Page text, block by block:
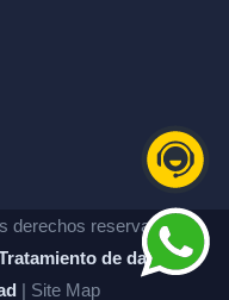
derechos reservados. |
de datos
| Site Map